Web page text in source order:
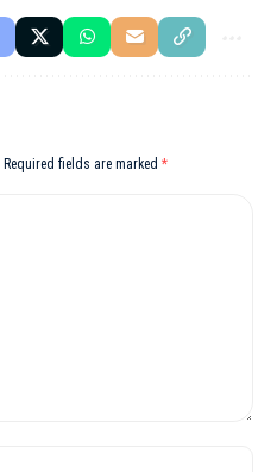
Required fields are marked *